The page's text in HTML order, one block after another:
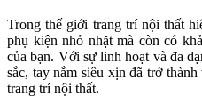
Trong thế giới trang trí nội thất
phụ kiện nhỏ nhặt mà còn có
của bạn. Với sự linh hoạt và đa
sắc, tay nắm siêu xịn đã trở
trang trí nội thất.